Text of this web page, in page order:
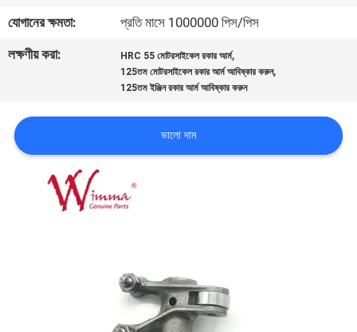
খবর
অনুরোধ
করুন
সাইটম্যাপ
যোগানের ক্ষমতা:
প্রতি মাসে 1000000 পিস/পিস
লক্ষণীয় করা:
HRC 55 মোটরসাইকেল রকার আর্ম,
125তম মোটরসাইকেল রকার আর্ম আবিষ্কার করুন,
125তম ইঞ্জিন রকার আর্ম আবিষ্কার করুন
ভালো দাম